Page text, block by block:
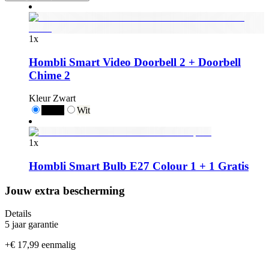
1x
Hombli Smart Video Doorbell 2 + Doorbell
Chime 2
Kleur Zwart
Wit
1x
Hombli Smart Bulb E27 Colour 1 + 1 Gratis
Jouw extra bescherming
Details
5 jaar garantie
+€ 17,99 eenmalig